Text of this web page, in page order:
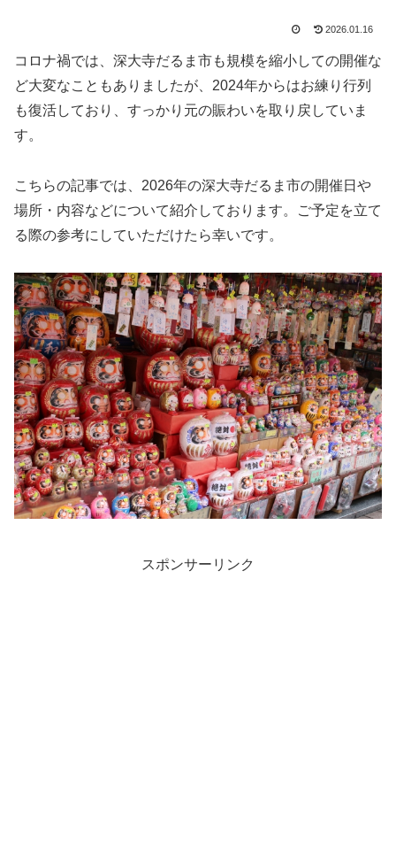
2026.01.16
コロナ禍では、深大寺だるま市も規模を縮小しての開催な
ど大変なこともありましたが、2024年からはお練り行列
も復活しており、すっかり元の賑わいを取り戻していま
す。
こちらの記事では、2026年の深大寺だるま市の開催日や
場所・内容などについて紹介しております。ご予定を立て
る際の参考にしていただけたら幸いです。
スポンサーリンク